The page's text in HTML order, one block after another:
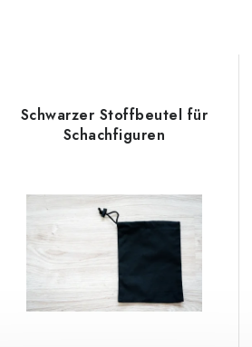
Schwarzer Stoffbeutel für
Schachfiguren